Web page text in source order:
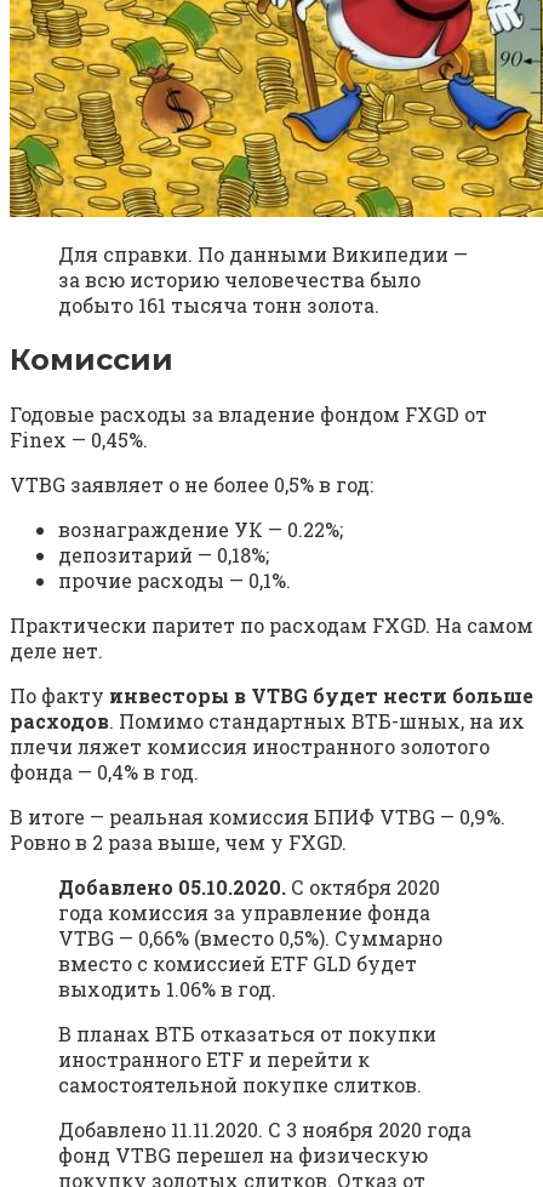
Для справки. По данными Википедии —
за всю историю человечества было
добыто 161 тысяча тонн золота.
Комиссии
Годовые расходы за владение фондом FXGD от
Finex — 0,45%.
VTBG заявляет о не более 0,5% в год:
вознаграждение УК — 0.22%;
депозитарий — 0,18%;
прочие расходы — 0,1%.
Практически паритет по расходам FXGD. На самом
деле нет.
По факту инвесторы в VTBG будет нести больше
расходов. Помимо стандартных ВТБ-шных, на их
плечи ляжет комиссия иностранного золотого
фонда — 0,4% в год.
В итоге — реальная комиссия БПИФ VTBG — 0,9%.
Ровно в 2 раза выше, чем у FXGD.
Добавлено 05.10.2020. С октября 2020
года комиссия за управление фонда
VTBG — 0,66% (вместо 0,5%). Суммарно
вместо с комиссией ETF GLD будет
выходить 1.06% в год.
В планах ВТБ отказаться от покупки
иностранного ETF и перейти к
самостоятельной покупке слитков.
Добавлено 11.11.2020. С 3 ноября 2020 года
фонд VTBG перешел на физическую
покупку золотых слитков. Отказ от